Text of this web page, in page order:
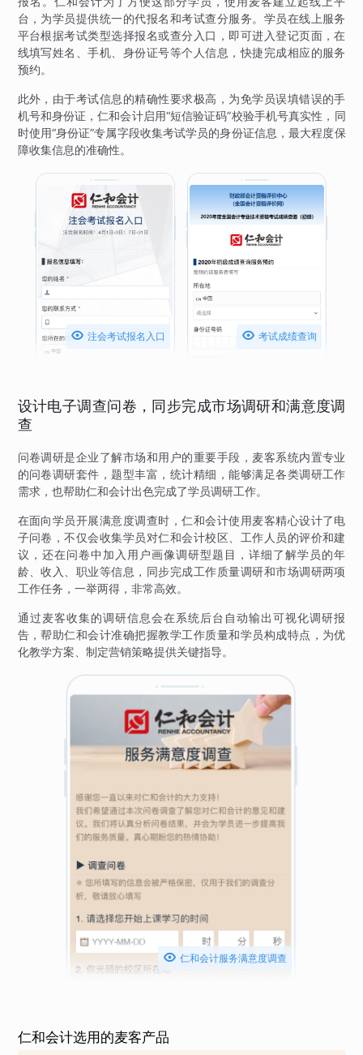
台，为学员提供统一的代报名和考试查分服务。学员在线上服务
平台根据考试类型选择报名或查分入口，即可进入登记页面，在
线填写姓名、手机、身份证号等个人信息，快捷完成相应的服务
预约。
此外，由于考试信息的精确性要求极高，为免学员误填错误的手
机号和身份证，仁和会计启用“短信验证码”校验手机号真实性，同
时使用“身份证”专属字段收集考试学员的身份证信息，最大程度保
障收集信息的准确性。
 注会考试报名入口  考试成绩查询
设计电子调查问卷，同步完成市场调研和满意度调
查
问卷调研是企业了解市场和用户的重要手段，麦客系统内置专业
的问卷调研套件，题型丰富，统计精细，能够满足各类调研工作
需求，也帮助仁和会计出色完成了学员调研工作。
在面向学员开展满意度调查时，仁和会计使用麦客精心设计了电
子问卷，不仅会收集学员对仁和会计校区、工作人员的评价和建
议，还在问卷中加入用户画像调研型题目，详细了解学员的年
龄、收入、职业等信息，同步完成工作质量调研和市场调研两项
工作任务，一举两得，非常高效。
通过麦客收集的调研信息会在系统后台自动输出可视化调研报
告，帮助仁和会计准确把握教学工作质量和学员构成特点，为优
化教学方案、制定营销策略提供关键指导。
 仁和会计服务满意度调查
仁和会计选用的麦客产品